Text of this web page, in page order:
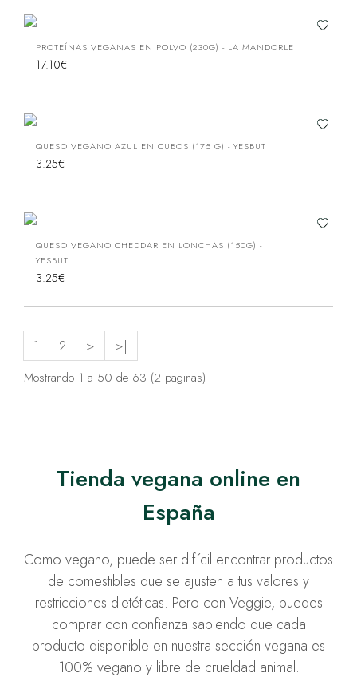
PROTEÍNAS VEGANAS EN POLVO (230G) - LA MANDORLE
17.10€
QUESO VEGANO AZUL EN CUBOS (175 G) - YESBUT
3.25€
QUESO VEGANO CHEDDAR EN LONCHAS (150G) -
YESBUT
3.25€
1 2 > >|
Mostrando 1 a 50 de 63 (2 paginas)
Tienda vegana online en
España
Como vegano, puede ser difícil encontrar productos
de comestibles que se ajusten a tus valores y
restricciones dietéticas. Pero con Veggie, puedes
comprar con confianza sabiendo que cada
producto disponible en nuestra sección vegana es
100% vegano y libre de crueldad animal.